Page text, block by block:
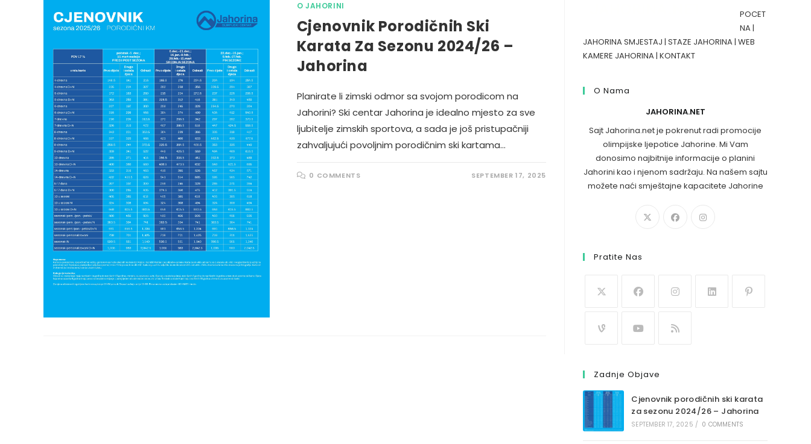
O JAHORINI
Cjenovnik Porodičnih Ski
Karata Za Sezonu 2024/26 –
Jahorina
Planirate li zimski odmor sa svojom porodicom na
Jahorini? Ski centar Jahorina je idealno mjesto za sve
ljubitelje zimskih sportova, a sada je još pristupačniji
zahvaljujući povoljnim porodičnim ski kartama…
0 COMMENTS SEPTEMBER 17, 2025
POCET
NA|
JAHORINA SMJESTAJ | STAZE JAHORINA| WEB
KAMERE JAHORINA| KONTAKT
O Nama
JAHORINA.NET
Sajt Jahorina.net je pokrenut radi promocije
olimpijske ljepotice Jahorine. Mi Vam
donosimo najbitnije informacije o planini
Jahorini kao i njenom sadržaju. Na našem sajtu
možete naći smještajne kapacitete Jahorine
Pratite Nas
Zadnje Objave
Cjenovnik porodičnih ski karata
za sezonu 2024/26 – Jahorina
SEPTEMBER 17, 2025 / 0 COMMENTS